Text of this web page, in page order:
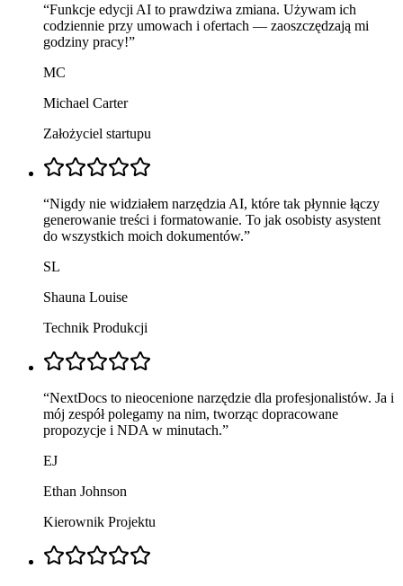
“Funkcje edycji AI to prawdziwa zmiana. Używam ich
codziennie przy umowach i ofertach — zaoszczędzają mi
godziny pracy!”
MC
Michael Carter
Założyciel startupu
“Nigdy nie widziałem narzędzia AI, które tak płynnie łączy
generowanie treści i formatowanie. To jak osobisty asystent
do wszystkich moich dokumentów.”
SL
Shauna Louise
Technik Produkcji
“NextDocs to nieocenione narzędzie dla profesjonalistów. Ja i
mój zespół polegamy na nim, tworząc dopracowane
propozycje i NDA w minutach.”
EJ
Ethan Johnson
Kierownik Projektu